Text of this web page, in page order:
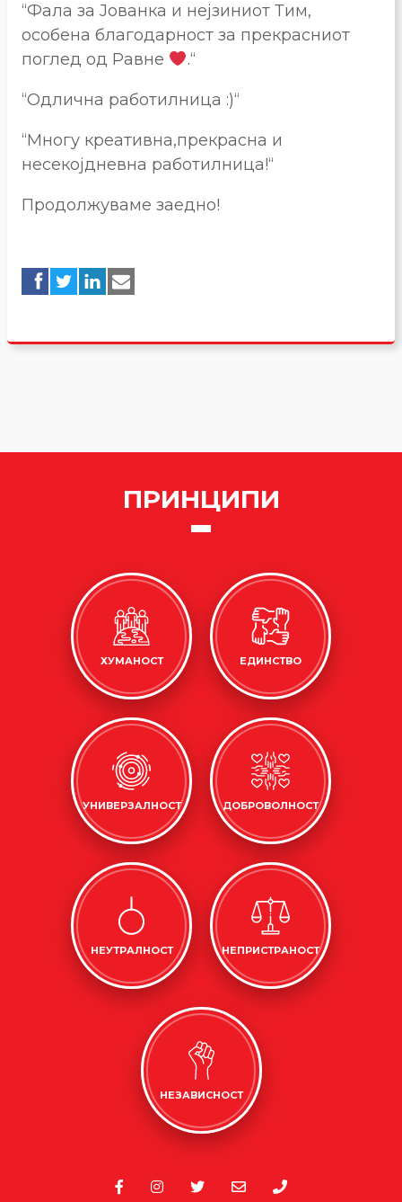
“Фала за Јованка и нејзиниот Тим,
особена благодарност за прекрасниот
поглед од Равне
.“
“Одлична работилница :)“
“Многу креативна,прекрасна и
несекојдневна работилница!“
Продолжуваме заедно!
ПРИНЦИПИ
ХУМАНОСТ ЕДИНСТВО
УНИВЕРЗАЛНОСТ ДОБРОВОЛНОСТ
НЕУТРАЛНОСТ НЕПРИСТРАНОСТ
НЕЗАВИСНОСТ